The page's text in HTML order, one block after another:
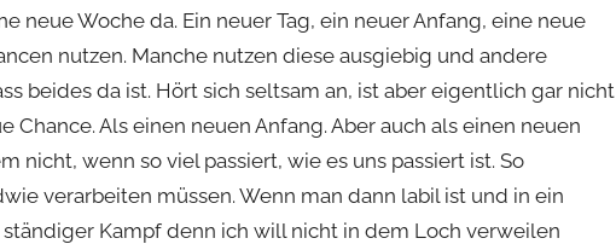
neue Woche da. Ein neuer Tag, ein neuer Anfang, eine neue
nutzen. Manche nutzen diese ausgiebig und andere
beides da ist. Hört sich seltsam an, ist aber eigentlich gar nicht
Chance. Als einen neuen Anfang. Aber auch als einen neuen
nicht, wenn so viel passiert, wie es uns passiert ist. So
verarbeiten müssen. Wenn man dann labil ist und in ein
Kampf denn ich will nicht in dem Loch verweilen